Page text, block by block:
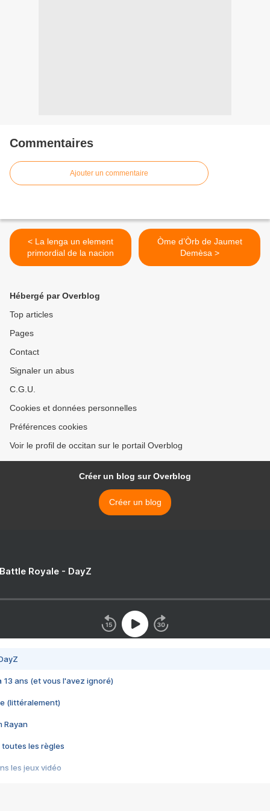
Commentaires
Ajouter un commentaire
< La lenga un element
primordial de la nacion
Òme d’Òrb de Jaumet
Demèsa >
Hébergé par Overblog
Top articles
Pages
Contact
Signaler un abus
C.G.U.
Cookies et données personnelles
Préférences cookies
Voir le profil de occitan sur le portail Overblog
Créer un blog sur Overblog
Créer un blog
Royale - DayZ
13 ans (et vous l'avez ignoré)
(littéralement)
Rayan
toutes les règles
les jeux vidéo